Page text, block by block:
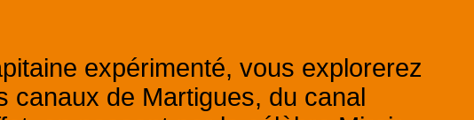
expérimenté, vous explorerez
canaux de Martigues, du canal